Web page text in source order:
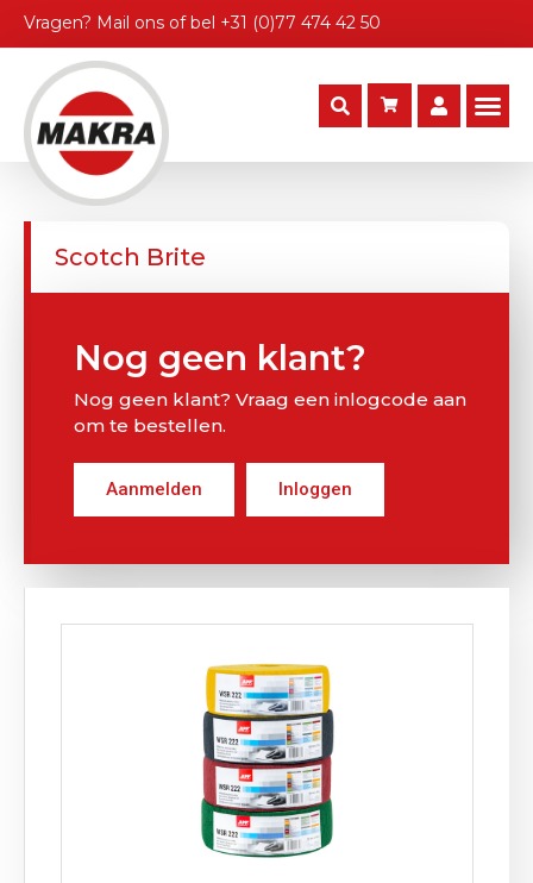
Vragen? Mail ons of bel +31 (0)77 474 42 50
Scotch Brite
Nog geen klant?
Nog geen klant? Vraag een inlogcode aan
om te bestellen.
Aanmelden Inloggen